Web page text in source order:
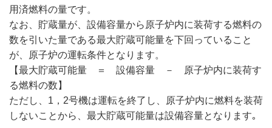
用済燃料の量です。
なお、貯蔵量が、設備容量から原子炉内に装荷する燃料の
数を引いた量である最大貯蔵可能量を下回っていること
が、原子炉の運転条件となります。
【最大貯蔵可能量 ＝ 設備容量 － 原子炉内に装荷す
る燃料の数】
ただし、1，2号機は運転を終了し、原子炉内に燃料を装荷
しないことから、最大貯蔵可能量は設備容量となります｡